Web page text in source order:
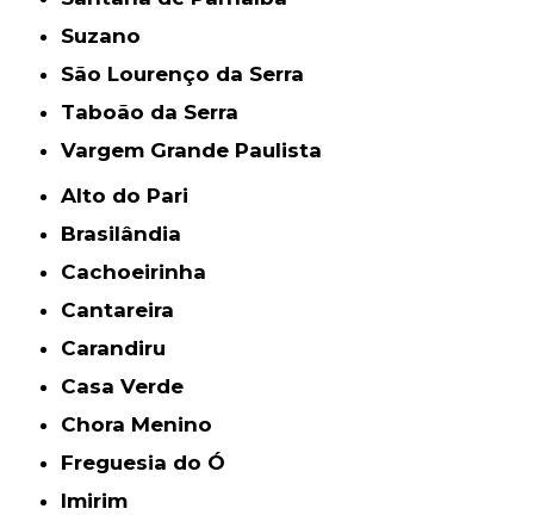
Suzano
São Lourenço da Serra
Taboão da Serra
Vargem Grande Paulista
Alto do Pari
Brasilândia
Cachoeirinha
Cantareira
Carandiru
Casa Verde
Chora Menino
Freguesia do Ó
Imirim